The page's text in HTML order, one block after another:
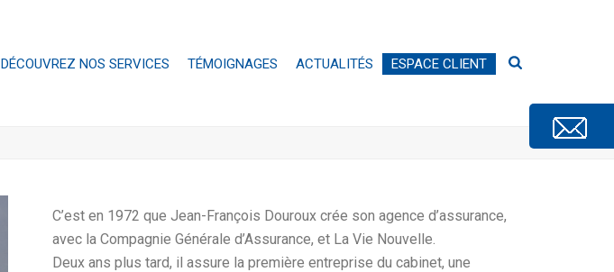
DÉCOUVREZ NOS SERVICES TÉMOIGNAGES ACTUALITÉS ESPACE CLIENT
C’est en 1972 que Jean-François Douroux crée son agence d’assurance,
avec la Compagnie Générale d’Assurance, et La Vie Nouvelle.
Deux ans plus tard, il assure la première entreprise du cabinet, une